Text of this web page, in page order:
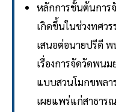
หลักการชั้นต้นการ
เกิดขึ้นในช่วงทศว
เสนอต่อนายปรีดี
เรื่องการจัดวัดพน
แบบสวนโมกขพลา
เผยแพร่แก่สาธาร